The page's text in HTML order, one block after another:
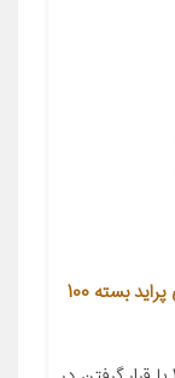
تقویت کننده شیشه بالابر کد 10A مناسب برای پراید بسته 100